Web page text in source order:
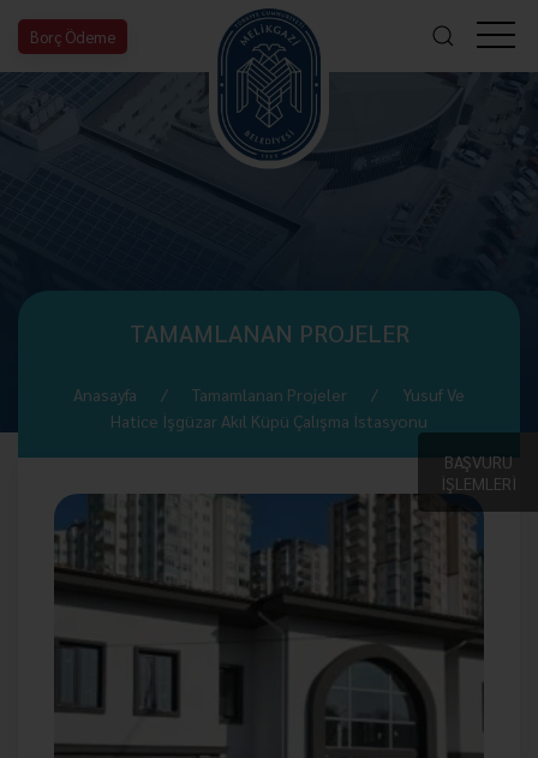
Borç Ödeme
BAŞVURU
İŞLEMLERİ
TAMAMLANAN PROJELER
Anasayfa Tamamlanan Projeler
Yusuf Ve
Hatice İşgüzar Akıl Küpü Çalışma İstasyonu